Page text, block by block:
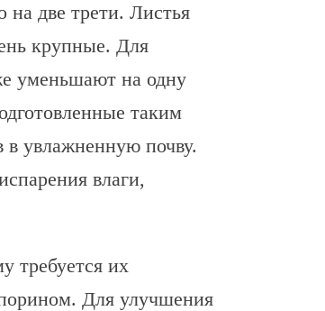
две трети. Листья
крупные. Для
уменьшают на одну
таким
в увлажненную почву.
влаги,
требуется их
Для улучшения